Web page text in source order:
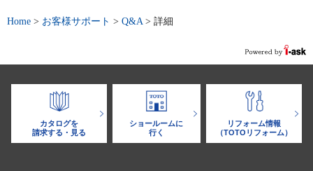
Home > お客様サポート > Q&A > 詳細
カタログを
請求する・見る
ショールームに
行く
リフォーム情報
（TOTOリフォーム）